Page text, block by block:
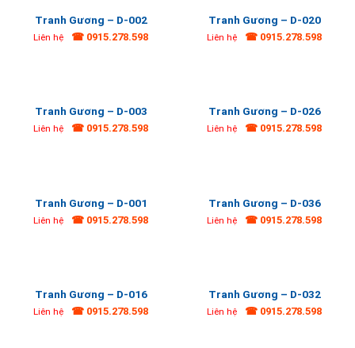
Tranh Gương – D-002
Liên hệ ☎ 0915.278.598
Tranh Gương – D-020
Liên hệ ☎ 0915.278.598
Tranh Gương – D-003
Liên hệ ☎ 0915.278.598
Tranh Gương – D-026
Liên hệ ☎ 0915.278.598
Tranh Gương – D-001
Liên hệ ☎ 0915.278.598
Tranh Gương – D-036
Liên hệ ☎ 0915.278.598
Tranh Gương – D-016
Liên hệ ☎ 0915.278.598
Tranh Gương – D-032
Liên hệ ☎ 0915.278.598